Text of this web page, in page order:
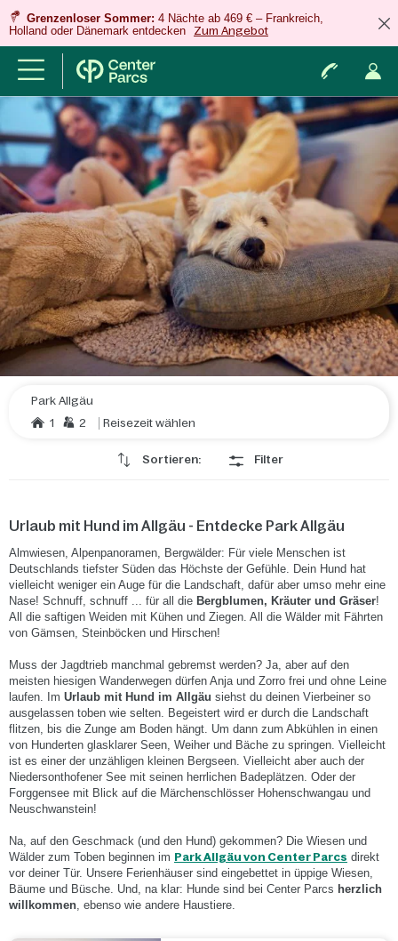
Grenzenloser Sommer: 4 Nächte ab 469 € – Frankreich,
Holland oder Dänemark entdecken
Zum Angebot
Park Allgäu
1
2 Reisezeit wählen
Sortieren: Filter
Urlaub mit Hund im Allgäu - Entdecke Park Allgäu
Almwiesen, Alpenpanoramen, Bergwälder: Für viele Menschen ist
Deutschlands tiefster Süden das Höchste der Gefühle. Dein Hund hat
vielleicht weniger ein Auge für die Landschaft, dafür aber umso mehr eine
Nase! Schnuff, schnuff ... für all die Bergblumen, Kräuter und Gräser!
All die saftigen Weiden mit Kühen und Ziegen. All die Wälder mit Fährten
von Gämsen, Steinböcken und Hirschen!
Muss der Jagdtrieb manchmal gebremst werden? Ja, aber auf den
meisten hiesigen Wanderwegen dürfen Anja und Zorro frei und ohne Leine
laufen. Im Urlaub mit Hund im Allgäu siehst du deinen Vierbeiner so
ausgelassen toben wie selten. Begeistert wird er durch die Landschaft
flitzen, bis die Zunge am Boden hängt. Um dann zum Abkühlen in einen
von Hunderten glasklarer Seen, Weiher und Bäche zu springen. Vielleicht
ist es einer der unzähligen kleinen Bergseen. Vielleicht aber auch der
Niedersonthofener See mit seinen herrlichen Badeplätzen. Oder der
Forggensee mit Blick auf die Märchenschlösser Hohenschwangau und
Neuschwanstein!
Na, auf den Geschmack (und den Hund) gekommen? Die Wiesen und
Wälder zum Toben beginnen im Park Allgäu von Center Parcs direkt
vor deiner Tür. Unsere Ferienhäuser sind eingebettet in üppige Wiesen,
Bäume und Büsche. Und, na klar: Hunde sind bei Center Parcs herzlich
willkommen, ebenso wie andere Haustiere.